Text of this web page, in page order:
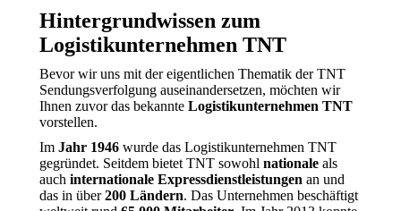
Hintergrundwissen zum
Logistikunternehmen TNT
Bevor wir uns mit der eigentlichen Thematik der TNT
Sendungsverfolgung auseinandersetzen, möchten wir
Ihnen zuvor das bekannte Logistikunternehmen TNT
vorstellen.
Im Jahr 1946 wurde das Logistikunternehmen TNT
gegründet. Seitdem bietet TNT sowohl nationale als
auch internationale Expressdienstleistungen an und
das in über200 Ländern. Das Unternehmen beschäftigt